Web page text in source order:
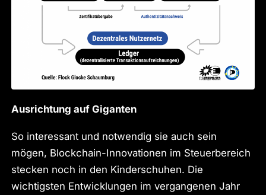
Ausrichtung auf Giganten
So interessant und notwendig sie auch sein
mögen, Blockchain-Innovationen im Steuerbereich
stecken noch in den Kinderschuhen. Die
wichtigsten Entwicklungen im vergangenen Jahr